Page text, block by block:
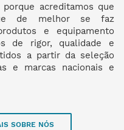
acreditamos que
de melhor se faz
e equipamento
de rigor, qualidade e
a partir da seleção
e marcas nacionais e
SOBRE NÓS